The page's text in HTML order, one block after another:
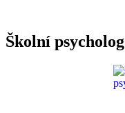
Školní psycholog